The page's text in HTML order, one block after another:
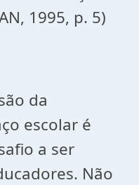
1995, p. 5)
da
escolar é
a ser
Não